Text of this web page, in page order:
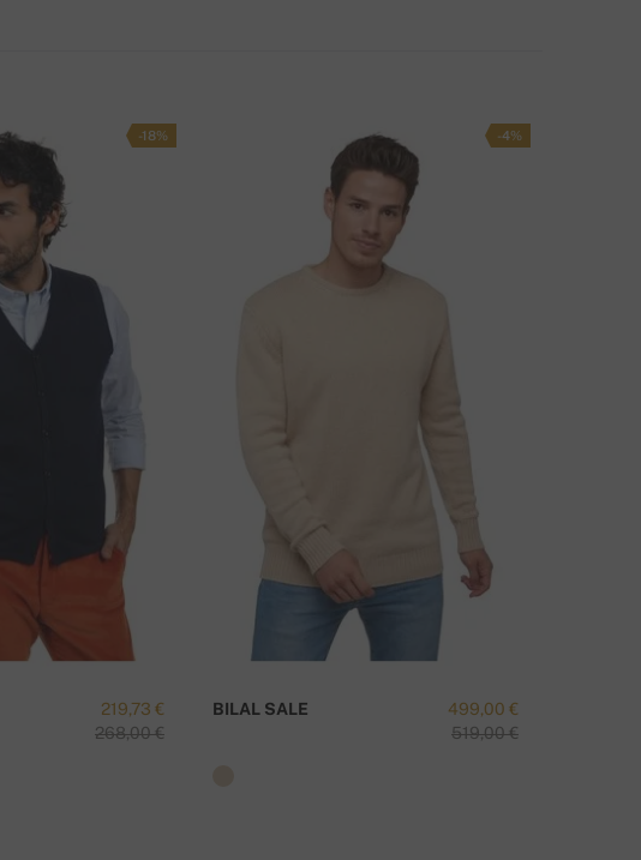
MÁTE OTÁZKU K PRODUKTU?
-18%
219,73 €
268,00 €
-4%
499,00 €
519,00 €
BILAL SALE